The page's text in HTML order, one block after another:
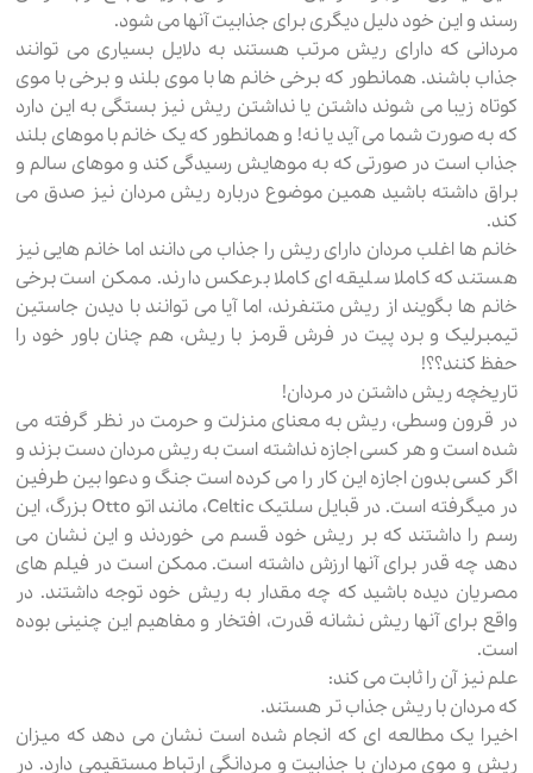
رسند و این خود دلیل دیگری برای جذابیت آنها می شود.
مردانی که دارای ریش مرتب هستند به دلایل بسیاری می توانند
جذاب باشند. همانطور که برخی خانم ها با موی بلند و برخی با موی
کوتاه زیبا می شوند داشتن یا نداشتن ریش نیز بستگی به این دارد
که به صورت شما می آید یا نه! و همانطور که یک خانم با موهای بلند
جذاب است در صورتی که به موهایش رسیدگی کند و موهای سالم و
براق داشته باشید همین موضوع درباره ریش مردان نیز صدق می
کند.
خانم ها اغلب مردان دارای ریش را جذاب می دانند اما خانم هایی نیز
هستند که کاملا سلیقه ای کاملا برعکس دارند. ممکن است برخی
خانم ها بگویند از ریش متنفرند، اما آیا می توانند با دیدن جاستین
تیمبرلیک و برد پیت در فرش قرمز با ریش، هم چنان باور خود را
حفظ کنند؟؟!
تاریخچه ریش داشتن در مردان!
در قرون وسطی، ریش به معنای منزلت و حرمت در نظر گرفته می
شده است و هر کسی اجازه نداشته است به ریش مردان دست بزند و
اگر کسی بدون اجازه این کار را می کرده است جنگ و دعوا بین طرفین
در میگرفته است. در قبایل سلتیک Celtic، مانند اتو Otto بزرگ، این
رسم را داشتند که بر ریش خود قسم می خوردند و این نشان می
دهد چه قدر برای آنها ارزش داشته است. ممکن است در فیلم های
مصریان دیده باشید که چه مقدار به ریش خود توجه داشتند. در
واقع برای آنها ریش نشانه قدرت، افتخار و مفاهیم این چنینی بوده
است.
علم نیز آن را ثابت می کند:
که مردان با ریش جذاب تر هستند.
اخیرا یک مطالعه ای که انجام شده است نشان می دهد که میزان
ریش و موی مردان با جذابیت و مردانگی ارتباط مستقیمی دارد. در